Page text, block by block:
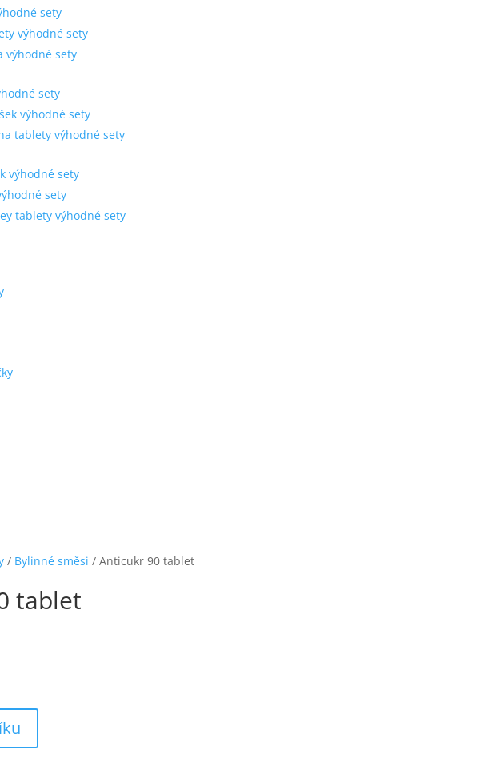
sety
výhodné sety
výhodné sety
sety
výhodné sety
tablety výhodné sety
výhodné sety
sety
tablety výhodné sety
/ Bylinné směsi / Anticukr 90 tablet
tablet